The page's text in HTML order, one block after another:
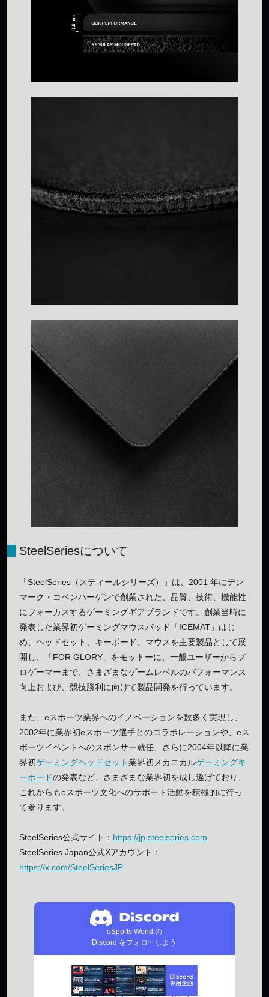
SteelSeriesについて
「SteelSeries（スティールシリーズ）」は、2001 年にデン
マーク・コペンハーゲンで創業された、品質、技術、機能性
にフォーカスするゲーミングギアブランドです。創業当時に
発表した業界初ゲーミングマウスパッド「ICEMAT」はじ
め、ヘッドセット、キーボード、マウスを主要製品として展
開し、「FOR GLORY」をモットーに、一般ユーザーからプ
ロゲーマーまで、さまざまなゲームレベルのパフォーマンス
向上および、競技勝利に向けて製品開発を行っています。
また、eスポーツ業界へのイノベーションを数多く実現し、
2002年に業界初eスポーツ選手とのコラボレーションや、eス
ポーツイベントへのスポンサー就任、さらに2004年以降に業
界初ゲーミングヘッドセット業界初メカニカルゲーミングキ
ーボードの発表など、さまざまな業界初を成し遂げており、
これからもeスポーツ文化へのサポート活動を積極的に行っ
て参ります。
SteelSeries公式サイト： https://jp.steelseries.com
SteelSeries Japan公式Xアカウント：
https://x.com/SteelSeriesJP
eSports World の
Discord をフォローしよう